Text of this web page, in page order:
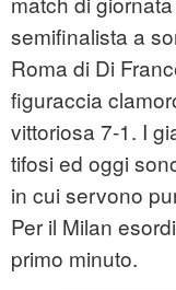
semifinalista a
Roma di Di
figuraccia
vittoriosa 7-1. I
tifosi ed oggi
in cui servono
Per il Milan
primo minuto.